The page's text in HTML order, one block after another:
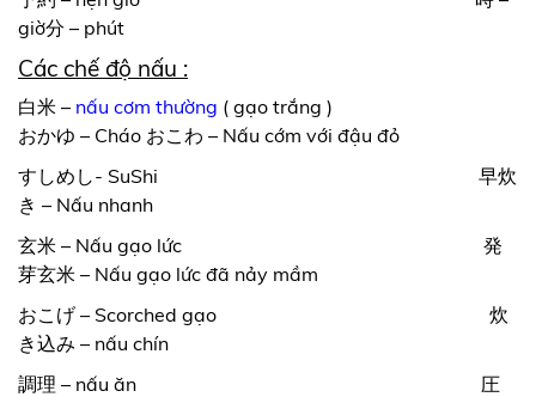
giờ分 – phút
Các chế độ nấu :
白米 – nấu cơm thường ( gạo trắng )
おかゆ – Cháo おこわ – Nấu cớm với đậu đỏ
すしめし- SuShi 早炊
き – Nấu nhanh
玄米 – Nấu gạo lức 発
芽玄米 – Nấu gạo lức đã nảy mầm
おこげ – Scorched gạo 炊
き込み – nấu chín
調理 – nấu ăn 圧